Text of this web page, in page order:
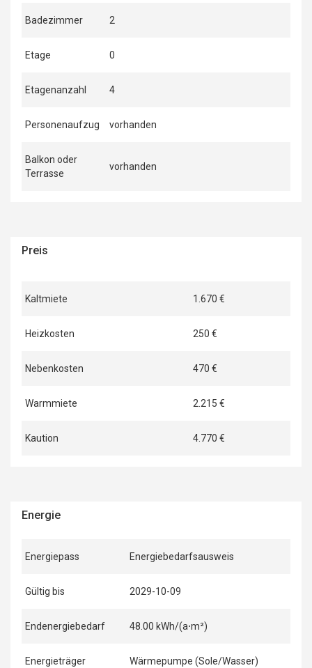
Badezimmer 2
Etage 0
Etagenanzahl 4
Personenaufzug vorhanden
Balkon oder
Terrasse
vorhanden
Preis
Kaltmiete 1.670 €
Heizkosten 250 €
Nebenkosten 470 €
Warmmiete 2.215 €
Kaution 4.770 €
Energie
Energiepass Energiebedarfsausweis
Gültig bis 2029-10-09
Endenergiebedarf 48.00 kWh/(a⋅m²)
Energieträger Wärmepumpe (Sole/Wasser)